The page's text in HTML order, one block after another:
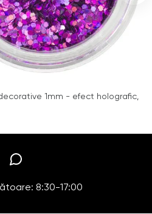
1mm - efect holografic,
8:30-17:00